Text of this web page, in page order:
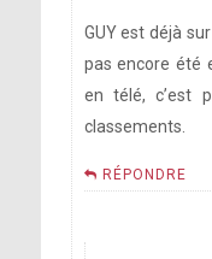
GUY est déjà
pas encore été
en télé, c’est
classements.
RÉPONDRE